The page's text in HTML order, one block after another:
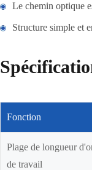
Le chemin optique
Structure simple et
Fonction
Plage de longueur
de travail